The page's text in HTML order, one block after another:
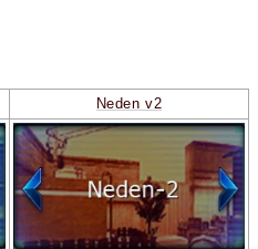
Neden v2